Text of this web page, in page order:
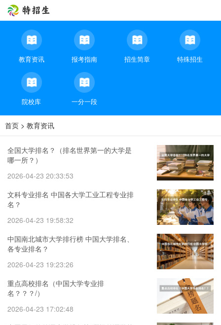
教育资讯 报考指南 招生简章 特殊招生
院校库 一分一段
首页 > 教育资讯
全国大学排名？（排名世界第一的大学是
哪一所？）
2026-04-23 20:33:53
文科专业排名 中国各大学工业工程专业排
名？
2026-04-23 19:58:32
中国南北城市大学排行榜 中国大学排名、
各专业排名？
2026-04-23 19:23:26
重点高校排名（中国大学专业排
名？？？/）
2026-04-23 17:02:48